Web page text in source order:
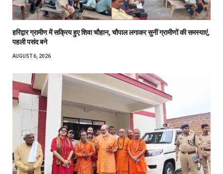
हरिद्वार ग्रामीण में सक्रिय हुए शिवा चौहान, चौपाल लगाकर सुनीं ग्रामीणों की समस्याएं,
पहली पसंद बने
AUGUST 6, 2026